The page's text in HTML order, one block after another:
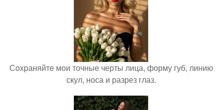
Сохраняйте мои точные черты лица, форму губ, линию
скул, носа и разрез глаз.